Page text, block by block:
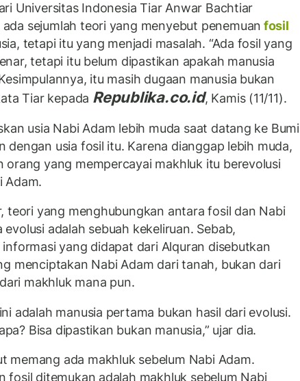
Universitas Indonesia Tiar Anwar Bachtiar
sejumlah teori yang menyebut penemuan fosil
tetapi itu yang menjadi masalah. “Ada fosil yang
tetapi itu belum dipastikan apakah manusia
itu masih dugaan manusia bukan
Tiar kepada Republika.co.id, Kamis (11/11).
usia Nabi Adam lebih muda saat datang ke Bumi
dengan usia fosil itu. Karena dianggap lebih muda,
orang yang mempercayai makhluk itu berevolusi
Adam.
teori yang menghubungkan antara fosil dan Nabi
evolusi adalah sebuah kekeliruan. Sebab,
yang didapat dari Alquran disebutkan
menciptakan Nabi Adam dari tanah, bukan dari
makhluk mana pun.
adalah manusia pertama bukan hasil dari evolusi.
Bisa dipastikan bukan manusia,” ujar dia.
memang ada makhluk sebelum Nabi Adam.
fosil ditemukan adalah makhluk sebelum Nabi